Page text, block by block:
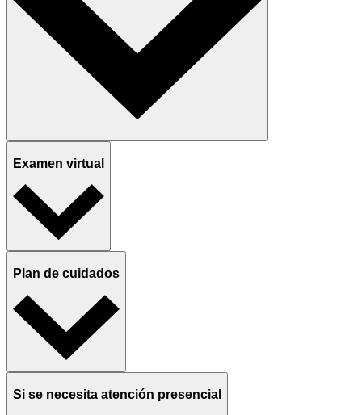
Examen virtual
Plan de cuidados
Si se necesita atención presencial